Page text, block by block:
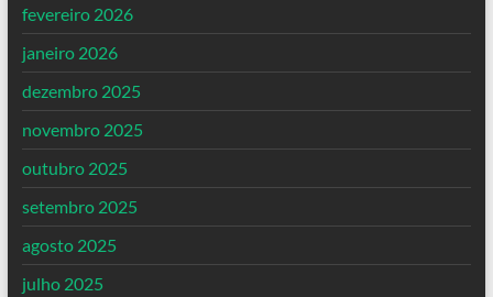
fevereiro 2026
janeiro 2026
dezembro 2025
novembro 2025
outubro 2025
setembro 2025
agosto 2025
julho 2025